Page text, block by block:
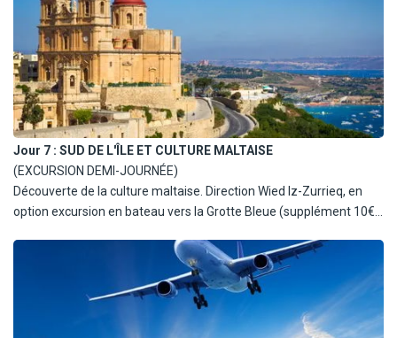
site naturel impressionnant. Déjeuner en cours de route.
Jour 7 : SUD DE L'ÎLE ET CULTURE MALTAISE
(EXCURSION DEMI-JOURNÉE)
Découverte de la culture maltaise. Direction Wied Iz-Zurrieq, en
option excursion en bateau vers la Grotte Bleue (supplément 10€,
villages typiques du sud et permettant de découvrir cette partie de
l'île, partagée entre sites historiques et villages typiques.